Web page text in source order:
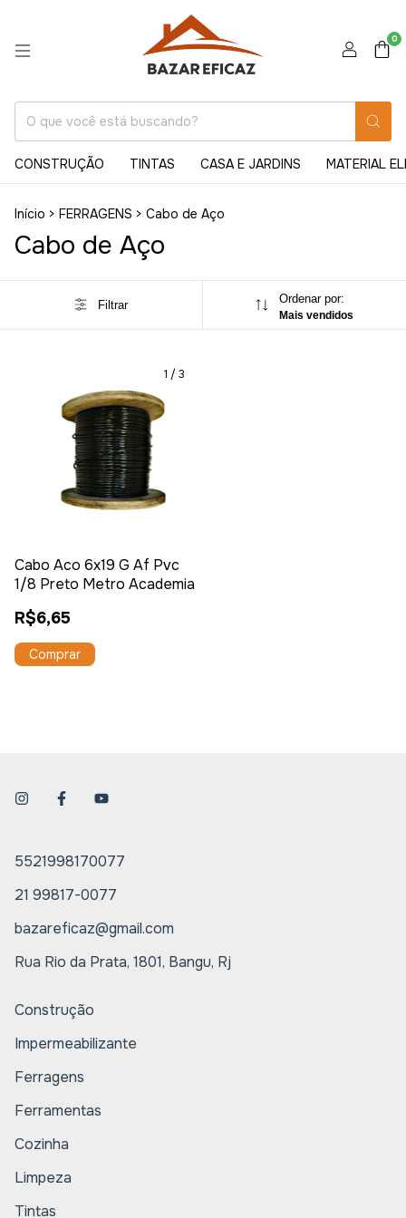
0
CONSTRUÇÃO TINTAS CASA E JARDINS MATERIAL
Início > FERRAGENS > Cabo de Aço
Cabo de Aço
Filtrar Ordenar por:
Mais vendidos
1 / 3
Cabo Aco 6x19 G Af Pvc
1/8 Preto Metro Academia
R$6,65
5521998170077
21 99817-0077
bazareficaz@gmail.com
Rua Rio da Prata, 1801, Bangu, Rj
Construção
Impermeabilizante
Ferragens
Ferramentas
Cozinha
Limpeza
Tintas